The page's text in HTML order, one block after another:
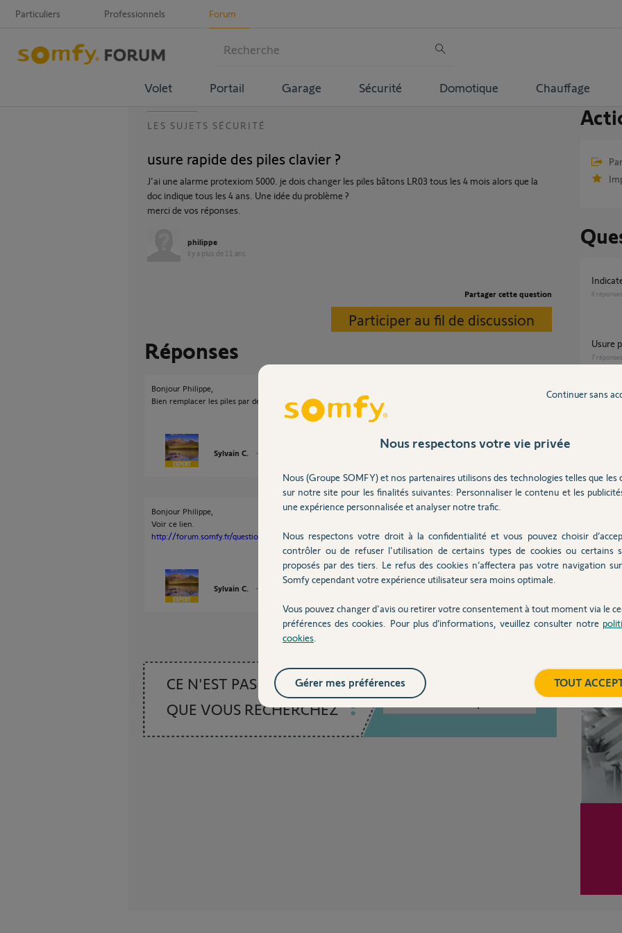
Particuliers Professionnels Forum
Volet Portail Garage Sécurité Domotique Chauffage
LES SUJETS SÉCURITÉ
usure rapide des piles clavier ?
J'ai une alarme protexiom 5000. je dois changer les piles bâtons LR03 tous les 4 mois alors que la
doc indique tous les 4 ans. Une idée du problème ?
merci de vos réponses.
philippe
il y a plus de 11 ans
Partager cette question
Participer au fil de discussion
Réponses
Bonjour Philippe,
Bien remplacer les piles par des piles au Lithium. ne pas utiliser des piles rechargeables.
Sylvain C.
Bonjour Philippe,
Voir ce lien.
http://forum.somfy.fr/questions/722711-usure-piles-ecran-lcd
Sylvain C. il y a plus de 11 ans
CE N'EST PAS CE
QUE VOUS RECHERCHEZ
Posez votre question
6 réponses
7 réponses
18
5réponses
Nous respectons votre vie privée
Nous (Groupe SOMFY) et nos partenaires utilisons des technologies telles que les
sur notre site pour les finalités suivantes: Personnaliser le contenu et les
une expérience personnalisée et analyser notre trafic.
Nous respectons votre droit à la confidentialité et vous pouvez choisir
contrôler ou de refuser l'utilisation de certains types de cookies ou certains
proposés par des tiers. Le refus des cookies n’affectera pas votre navigation
Somfy cependant votre expérience utilisateur sera moins optimale.
Vous pouvez changer d'avis ou retirer votre consentement à tout moment via le
préférences des cookies. Pour plus d’informations, veuillez consulter notre
cookies
Continuer sans
TOUT
Gérer mes préférences